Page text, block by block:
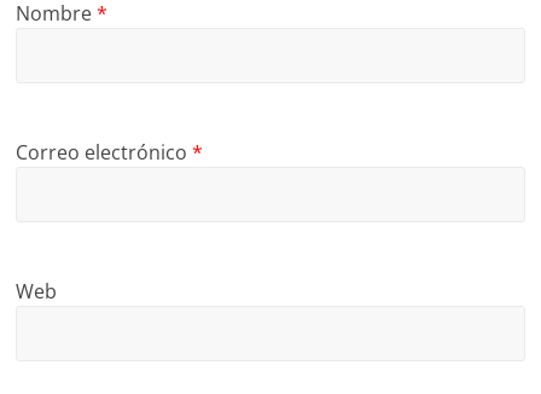
Nombre*
Correo electrónico*
Web